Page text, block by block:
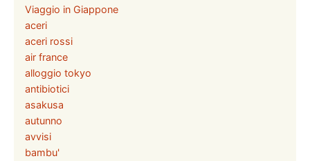
Viaggio in Giappone
aceri
aceri rossi
air france
alloggio tokyo
antibiotici
asakusa
autunno
avvisi
bambu'